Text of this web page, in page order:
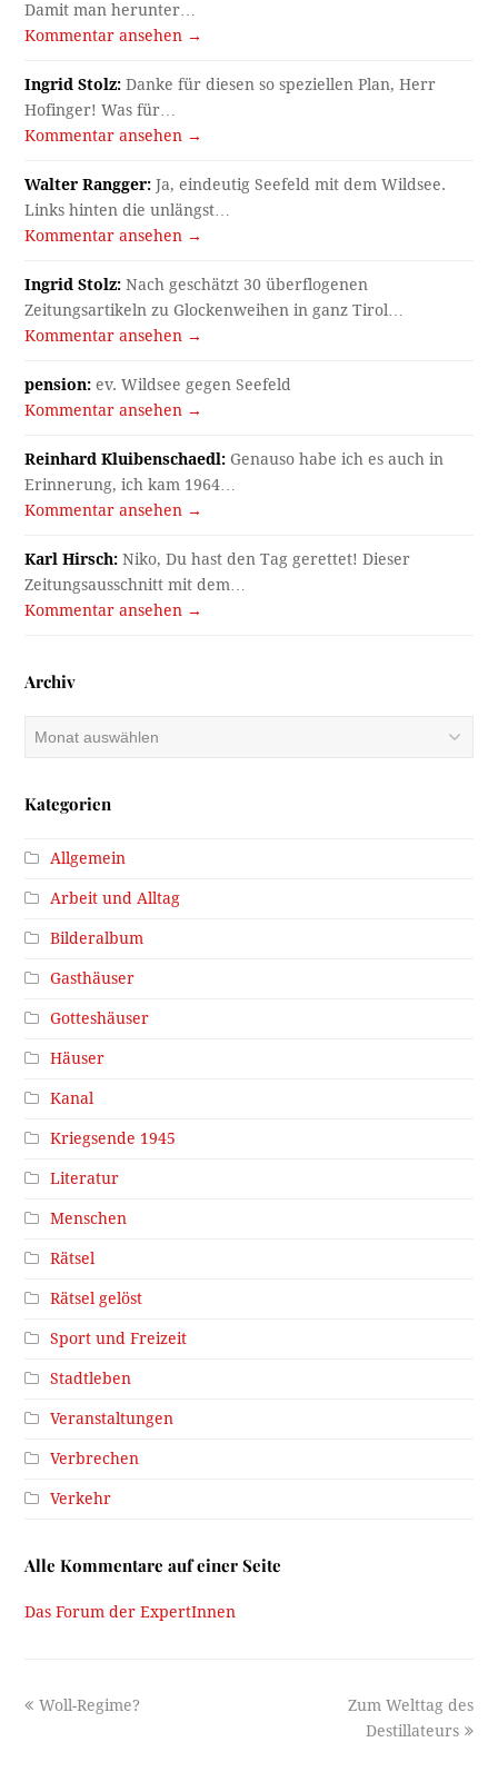
Damit man herunter…
Kommentar ansehen →
Ingrid Stolz: Danke für diesen so speziellen Plan, Herr
Hofinger! Was für…
Kommentar ansehen →
Walter Rangger: Ja, eindeutig Seefeld mit dem Wildsee.
Links hinten die unlängst…
Kommentar ansehen →
Ingrid Stolz: Nach geschätzt 30 überflogenen
Zeitungsartikeln zu Glockenweihen in ganz Tirol…
Kommentar ansehen →
pension: ev. Wildsee gegen Seefeld
Kommentar ansehen →
Reinhard Kluibenschaedl: Genauso habe ich es auch in
Erinnerung, ich kam 1964…
Kommentar ansehen →
Karl Hirsch: Niko, Du hast den Tag gerettet! Dieser
Zeitungsausschnitt mit dem…
Kommentar ansehen →
Archiv
Archiv
Kategorien
Allgemein
Arbeit und Alltag
Bilderalbum
Gasthäuser
Gotteshäuser
Häuser
Kanal
Kriegsende 1945
Literatur
Menschen
Rätsel
Rätsel gelöst
Sport und Freizeit
Stadtleben
Veranstaltungen
Verbrechen
Verkehr
Alle Kommentare auf einer Seite
Das Forum der ExpertInnen
previous
Woll-Regime?
next
post:
Zum Welttag des
Destillateurs